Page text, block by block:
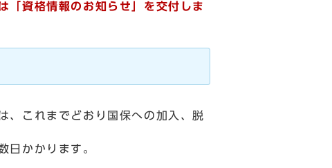
「資格情報のお知らせ」を交付しま
、これまでどおり国保への加入、脱
日かかります。